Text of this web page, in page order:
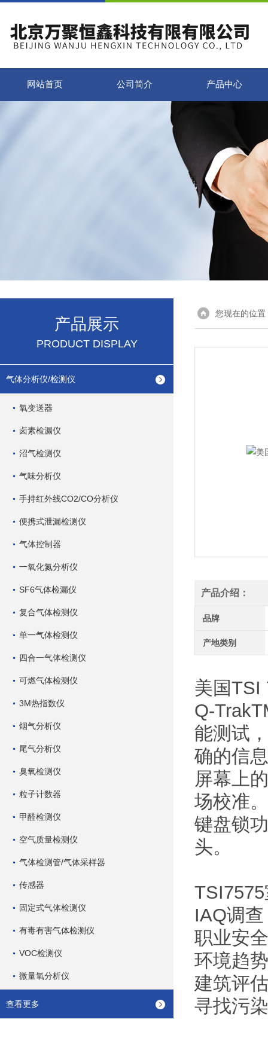
网站首页 公司简介 产品中心
产品展示
PRODUCT DISPLAY
气体分析仪/检测仪
氧变送器
卤素检漏仪
沼气检测仪
气味分析仪
手持红外线CO2/CO分析仪
便携式泄漏检测仪
气体控制器
一氧化氮分析仪
SF6气体检漏仪
复合气体检测仪
单一气体检测仪
四合一气体检测仪
可燃气体检测仪
3M热指数仪
烟气分析仪
尾气分析仪
臭氧检测仪
粒子计数器
甲醛检测仪
空气质量检测仪
气体检测管/气体采样器
传感器
固定式气体检测仪
有毒有害气体检测仪
VOC检测仪
微量氧分析仪
查看更多
您现在的位置
产品介绍：
品牌
产地类别
美国TSI
Q-
能测试
确的信
屏幕上
场校准
键盘锁
头。
IAQ调查
职业安
环境趋
建筑评估
寻找污